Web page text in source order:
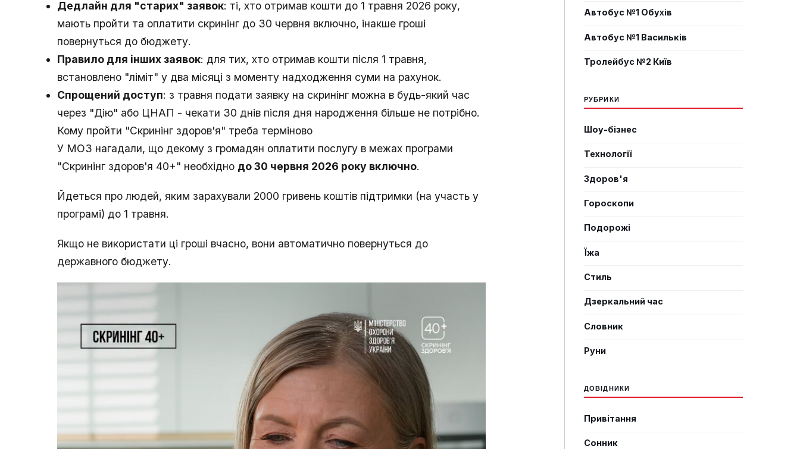
Дедлайн для "старих" заявок: ті, хто отримав кошти до 1 травня 2026 року,
мають пройти та оплатити скринінг до 30 червня включно, інакше гроші
повернуться до бюджету.
Правило для інших заявок: для тих, хто отримав кошти після 1 травня,
встановлено "ліміт" у два місяці з моменту надходження суми на рахунок.
Спрощений доступ: з травня подати заявку на скринінг можна в будь-який час
через "Дію" або ЦНАП - чекати 30 днів після дня народження більше не потрібно.
Кому пройти "Скринінг здоров'я" треба терміново
У МОЗ нагадали, що декому з громадян оплатити послугу в межах програми
"Скринінг здоров'я 40+" необхідно до 30 червня 2026 року включно.
Йдеться про людей, яким зарахували 2000 гривень коштів підтримки (на участь у
програмі) до 1 травня.
Якщо не використати ці гроші вчасно, вони автоматично повернуться до
державного бюджету.
Автобус №1 Обухів
Автобус №1 Васильків
Тролейбус №2 Київ
РУБРИКИ
Шоу-бізнес
Технології
Здоров'я
Гороскопи
Подорожі
Їжа
Стиль
Дзеркальний час
Словник
Руни
ДОВІДНИКИ
Привітання
Сонник